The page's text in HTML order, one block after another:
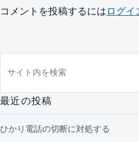
コメントを投稿するには ログイ
最近の投稿
ひかり電話の切断に対処する